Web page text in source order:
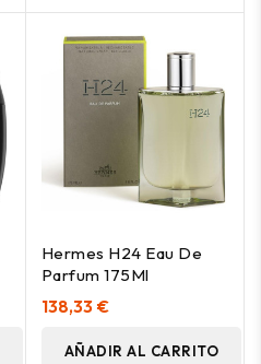
Hermes H24 Eau De
Parfum 175Ml
138,33 €
AÑADIR AL CARRITO